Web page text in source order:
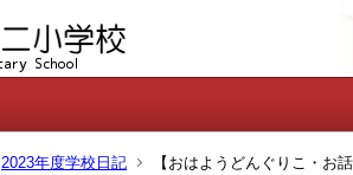
2023年度学校日記 【おはようどんぐりこ・お